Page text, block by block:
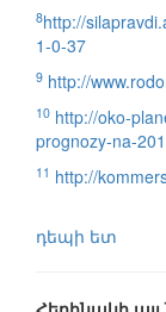
8http://
1-0-37
9 http://
10 http://oko-
prognozy-na-
11 http://
դեպի ետ